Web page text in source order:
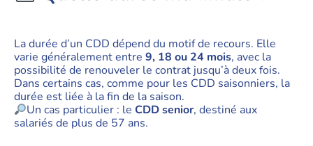
La durée d’un CDD dépend du motif de recours. Elle
varie généralement entre 9, 18 ou 24 mois, avec la
possibilité de renouveler le contrat jusqu’à deux fois.
Dans certains cas, comme pour les CDD saisonniers, la
durée est liée à la fin de la saison.
Un cas particulier : leCDD senior, destiné aux
salariés de plus de 57 ans.